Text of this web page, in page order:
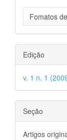
Fomatos
Edição
v. 1 n. 1
Seção
Artigos